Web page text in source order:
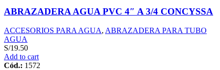
ABRAZADERA AGUA PVC 4″ A 3/4 CONCYSSA
ACCESORIOS PARA AGUA, ABRAZADERA PARA TUBO
AGUA
S/19.50
Add to cart
Cód.: 1572